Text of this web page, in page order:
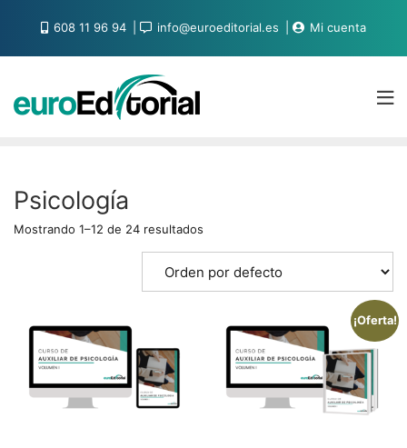
608 11 96 94 info@euroeditorial.es Mi cuenta
Psicología
Mostrando 1–12 de 24 resultados
¡Oferta!